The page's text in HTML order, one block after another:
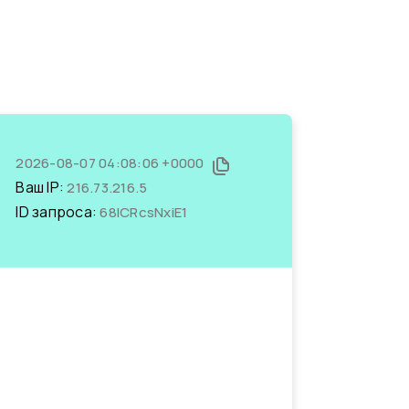
2026-08-07 04:08:06 +0000
Ваш IP:216.73.216.5
ID запроса:68ICRcsNxiE1